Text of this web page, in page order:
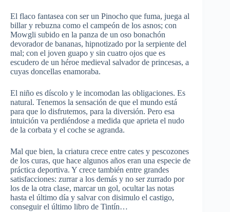
El flaco fantasea con ser un Pinocho que fuma, juega al
billar y rebuzna como el campeón de los asnos; con
Mowgli subido en la panza de un oso bonachón
devorador de bananas, hipnotizado por la serpiente del
mal; con el joven guapo y sin cuatro ojos que es
escudero de un héroe medieval salvador de princesas, a
cuyas doncellas enamoraba.
El niño es díscolo y le incomodan las obligaciones. Es
natural. Tenemos la sensación de que el mundo está
para que lo disfrutemos, para la diversión. Pero esa
intuición va perdiéndose a medida que aprieta el nudo
de la corbata y el coche se agranda.
Mal que bien, la criatura crece entre cates y pescozones
de los curas, que hace algunos años eran una especie de
práctica deportiva. Y crece también entre grandes
satisfacciones: zurrar a los demás y no ser zurrado por
los de la otra clase, marcar un gol, ocultar las notas
hasta el último día y salvar con disimulo el castigo,
conseguir el último libro de Tintín…